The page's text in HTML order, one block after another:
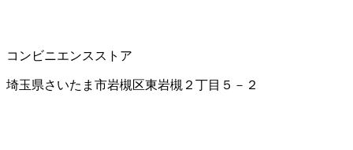
コンビニエンスストア
埼玉県さいたま市岩槻区東岩槻２丁目５－２